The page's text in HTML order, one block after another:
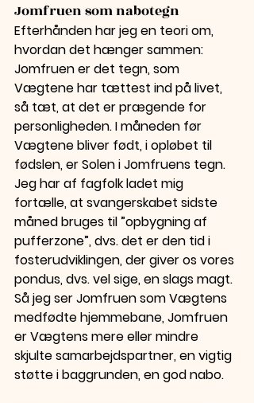
Jomfruen som nabotegn
Efterhånden har jeg en teori om,
hvordan det hænger sammen:
Jomfruen er det tegn, som
Vægtene har tættest ind på livet,
så tæt, at det er prægende for
personligheden. I måneden før
Vægtene bliver født, i opløbet til
fødslen, er Solen i Jomfruens tegn.
Jeg har af fagfolk ladet mig
fortælle, at svangerskabet sidste
måned bruges til ”opbygning af
pufferzone”, dvs. det er den tid i
fosterudviklingen, der giver os vores
pondus, dvs. vel sige, en slags magt.
Så jeg ser Jomfruen som Vægtens
medfødte hjemmebane, Jomfruen
er Vægtens mere eller mindre
skjulte samarbejdspartner, en vigtig
støtte i baggrunden, en god nabo.